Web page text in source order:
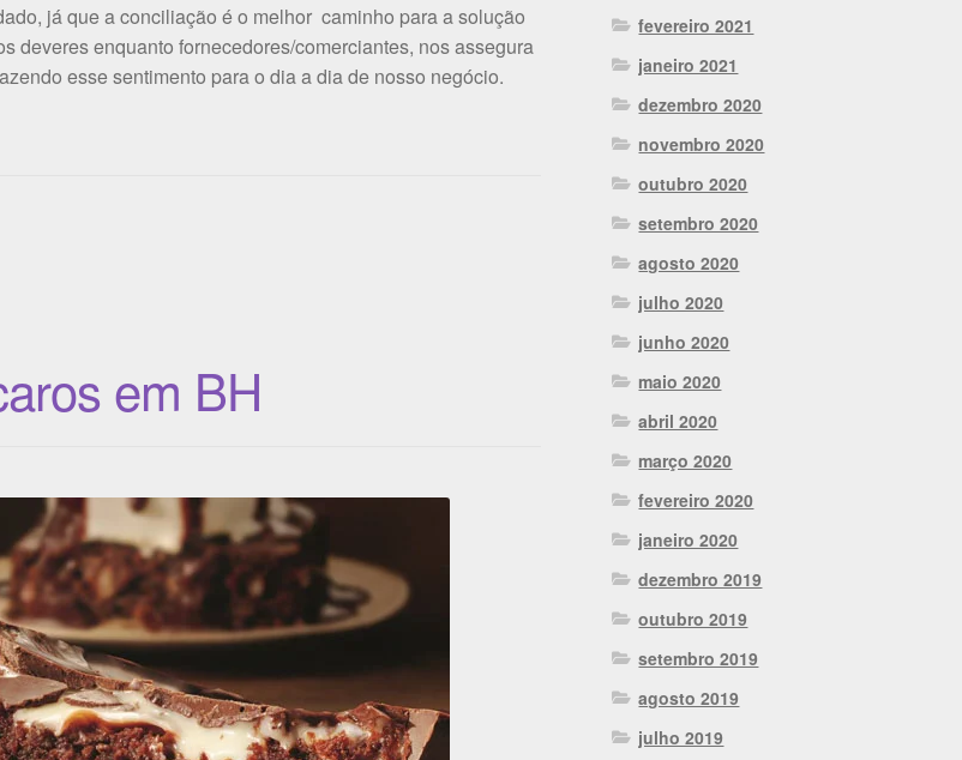
já que a conciliação é o melhor caminho para a solução
deveres enquanto fornecedores/comerciantes, nos assegura
esse sentimento para o dia a dia de nosso negócio.
em BH
fevereiro 2021
janeiro 2021
dezembro 2020
novembro 2020
outubro 2020
setembro 2020
agosto 2020
julho 2020
junho 2020
maio 2020
abril 2020
março 2020
fevereiro 2020
janeiro 2020
dezembro 2019
outubro 2019
setembro 2019
agosto 2019
julho 2019